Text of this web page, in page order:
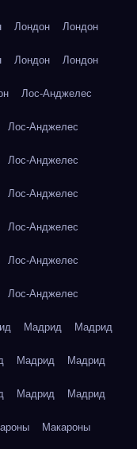
Лондон Лондон
Лондон Лондон
Лос-Анджелес
Лос-Анджелес
Лос-Анджелес
Лос-Анджелес
Лос-Анджелес
Лос-Анджелес
Лос-Анджелес
Мадрид Мадрид
Мадрид Мадрид
Мадрид Мадрид
Макароны